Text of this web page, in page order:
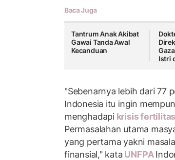
Baca Juga
Tantrum Anak Akibat
Gawai Tanda Awal
Kecanduan
Istri
"Sebenarnya lebih dari 77
Indonesia itu ingin
menghadapikrisis fertilitas
Permasalahan utama
yang pertama yakni
finansial," kata UNFPA